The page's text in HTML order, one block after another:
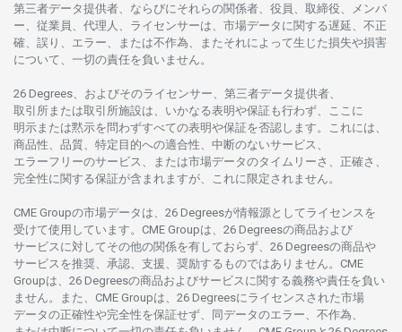
第三者データ提供者、ならびにそれらの関係者、役員、取締役、メンバ
ー、従業員、代理人、ライセンサーは、 市場データに関する遅延、不正
確、誤り、エラー、
または不作為、 またそれに よって生じた損失や損害
について、 一切の責任を負いません。
26 Degrees、 およびそのライセンサー、 第三者データ提供者、
取引所または取引所施設は、いかなる表明や保証も行わず、
ここに
明示または黙示を問わずすべての表明や保証を否認し ます。
これには、
商品性、品質、 特定目的への適合性、 中断のないサービス、
エラーフリーのサービス、 または市場データのタイムリーさ、正確さ、
完全性に関する保証が含まれますが、これに限定さ れません。
CME Groupの市場データは、26 Degreesが情報源としてライセンスを
受けて使用しています。 CME Groupは、26 Degreesの商品および
サービスに対してその他の関係を有しておらず、26 Degreesの商品や
サービスを推奨、承認、支援、 奨励するものではありません。 CME
Groupは、26 Degreesの商品およびサービスに関する義務や責任を負い
ません。また、CME Groupは、26 Degreesに ライセンスさ れた市場
データの正確性や完全性を保証せず、 同データのエラー、不作為、